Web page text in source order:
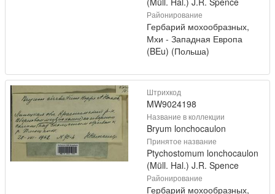
Районирование
Гербарий мохообразных,
Мхи - Западная Европа
(BEu) (Польша)
Штрихкод
MW9024198
Название в коллекции
Bryum lonchocaulon
Принятое название
Ptychostomum lonchocaulon
(Müll. Hal.) J.R. Spence
Районирование
Гербарий мохообразных,